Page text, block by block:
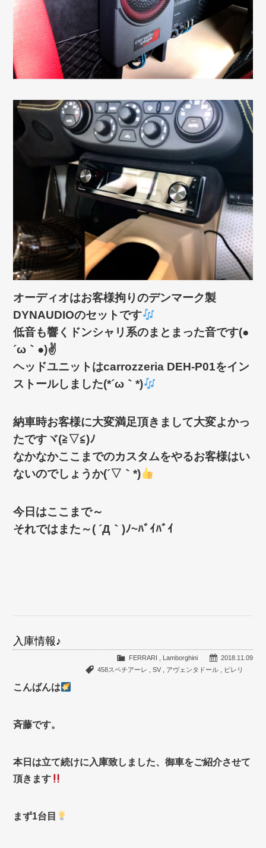
オーディオはお客様拘りのデンマーク製
DYNAUDIOのセットです
低音も響くドンシャリ系のまとまった音です(●
´ω｀●)✌
ヘッドユニットはcarrozzeria DEH-P01をイン
ストールしました(*´ω｀*)
納車時お客様に大変満足頂きまして大変よかっ
たですヾ(≧▽≦)ﾉ
なかなかここまでのカスタムをやるお客様はい
ないのでしょうか(´▽｀*)
今日はここまで～
それではまた～( ´Д｀)ﾉ~ﾊﾞｲﾊﾞｲ
入庫情報♪
2018.11.09
FERRARI
Lamborghini
458スペチアーレ
SV, アヴェンタドール, ピレリ
こんばんは
斉藤です。
本日は立て続けに入庫致しました、御車をご紹介させて
頂きます
まず1台目